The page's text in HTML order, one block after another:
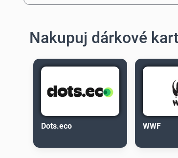
Nakupuj dárkové
Dots.eco WWF